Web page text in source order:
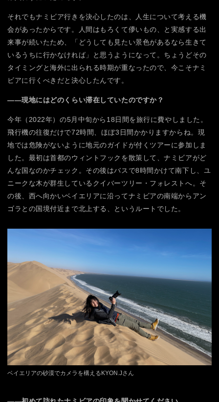
それでもナミビア行きを決心したのは、人生について考える機
会があったからです。人間はもろくて儚いもの、と実感する出
来事が続いたため、「どうしても見たい景色があるなら生きて
いるうちに行かなければ」と思うようになって。ちょうどその
タイミングと海外に出られる時期が重なったので、今こそナミ
ビアに行くべきだと決心したんです。
――現地にはどのくらい滞在していたのですか？
今年（2022年）の5月中旬から18日間を旅行に費やしました。
飛行機の往復だけで72時間、ほぼ3日間かかりますからね。現
地では危険がないように地元のガイドが付くツアーに参加しま
した。最初は首都のウィントフックを散策して、ナミビアがど
んな国なのかチェック。その後はバスで8時間かけて南下し、ユ
ニークな木が群生しているクイバーツリー・フォレストへ。そ
の後、西へ向かいベイエリアに沿ってナミビアの南端からアン
ゴラとの国境付近まで北上する、というルートでした。
ベイエリアの砂漠でカメラを構えるKYON.Jさん